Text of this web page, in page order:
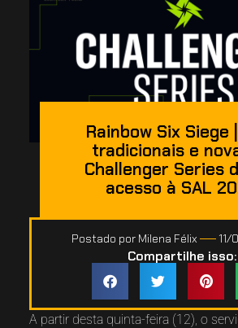
Rainbow Six Siege
tradicionais e
Challenger Series
acesso à SAL
Postado por Milena Félix 11/
Compartilhe isso:
A partir desta quinta-feira (12), o